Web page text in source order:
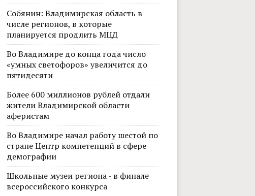
Собянин: Владимирская область в
числе регионов, в которые
планируется продлить МЦД
Во Владимире до конца года число
«умных светофоров» увеличится до
пятидесяти
Более 600 миллионов рублей отдали
жители Владимирской области
аферистам
Во Владимире начал работу шестой по
стране Центр компетенций в сфере
демографии
Школьные музеи региона - в финале
всероссийского конкурса